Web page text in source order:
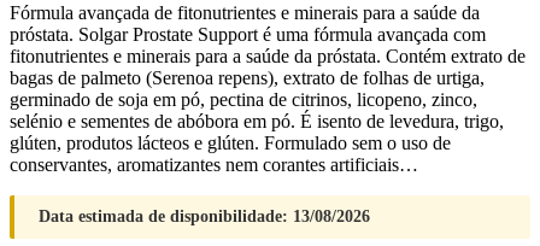
Fórmula avançada de fitonutrientes e minerais para a saúde da
próstata. Solgar Prostate Support é uma fórmula avançada com
fitonutrientes e minerais para a saúde da próstata. Contém extrato de
bagas de palmeto (Serenoa repens), extrato de folhas de urtiga,
germinado de soja em pó, pectina de citrinos, licopeno, zinco,
selénio e sementes de abóbora em pó. É isento de levedura, trigo,
glúten, produtos lácteos e glúten. Formulado sem o uso de
conservantes, aromatizantes nem corantes artificiais…
Data estimada de disponibilidade: 13/08/2026